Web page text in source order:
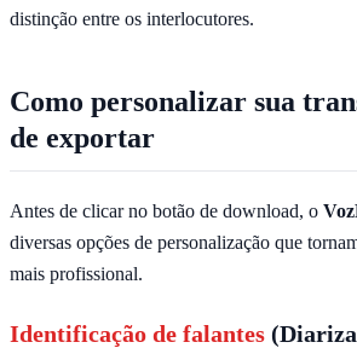
distinção entre os interlocutores.
Como personalizar sua
de exportar
Antes de clicar no botão de download, o
diversas opções de personalização que
mais profissional.
Identificação de falantes